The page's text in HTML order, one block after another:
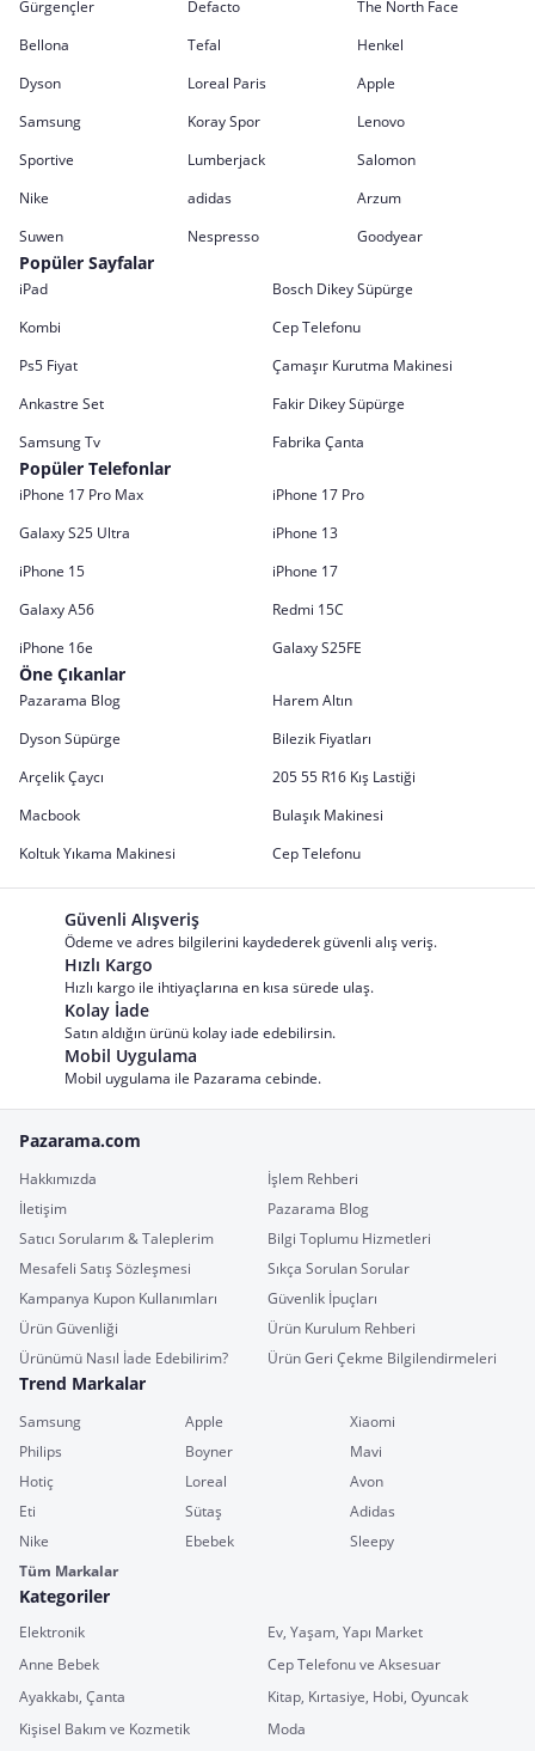
Gürgençler Defacto
The North Face
Bellona
Tefal
Henkel
Dyson
Loreal Paris
Apple
Samsung
Koray Spor
Lenovo
Sportive
Lumberjack
Salomon
Nike
adidas
Arzum
Suwen
Nespresso Goodyear
Popüler Sayfalar
iPad
Bosch Dikey Süpürge
Kombi
Cep Telefonu
Ps5 Fiyat
Çamaşır Kurutma Makinesi
Ankastre Set
Fakir Dikey Süpürge
Samsung Tv
Fabrika Çanta
Popüler Telefonlar
iPhone 17 Pro Max
iPhone 17 Pro
Galaxy S25 Ultra
iPhone 13
iPhone 15
iPhone 17
Galaxy A56
Redmi 15C
iPhone 16e
Galaxy S25FE
Öne Çıkanlar
Pazarama Blog
Harem Altın
Dyson Süpürge
Bilezik Fiyatları
Arçelik Çaycı
205 55 R16 Kış Lastiği
Macbook
Bulaşık Makinesi
Koltuk Yıkama Makinesi
Cep Telefonu
Güvenli Alışveriş
Ödeme ve adres bilgilerini kaydederek güvenli alış veriş.
Hızlı Kargo
Hızlı kargo ile ihtiyaçlarına en kısa sürede ulaş.
Kolay İade
Satın aldığın ürünü kolay iade edebilirsin.
Mobil Uygulama
Mobil uygulama ile Pazarama cebinde.
Pazarama.com
Hakkımızda
İşlem Rehberi
İletişim
Pazarama Blog
Satıcı Sorularım & Taleplerim
Bilgi Toplumu Hizmetleri
Mesafeli Satış Sözleşmesi
Sıkça Sorulan Sorular
Kampanya Kupon Kullanımları
Güvenlik İpuçları
Ürün Güvenliği
Ürün Kurulum Rehberi
Ürünümü Nasıl İade Edebilirim?
Ürün Geri Çekme Bilgilendirmeleri
Trend Markalar
Samsung Apple
Xiaomi
Philips
Boyner
Mavi
Hotiç
Loreal
Avon
Eti
Sütaş
Adidas
Nike
Ebebek
Sleepy
Tüm Markalar
Kategoriler
Elektronik
Ev, Yaşam, Yapı Market
Anne Bebek
Cep Telefonu ve Aksesuar
Ayakkabı, Çanta
Kitap, Kırtasiye, Hobi, Oyuncak
Kişisel Bakım ve Kozmetik
Moda